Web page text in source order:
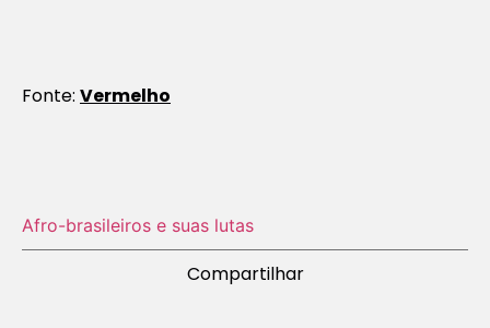
Fonte: Vermelho
Afro-brasileiros e suas lutas
Compartilhar